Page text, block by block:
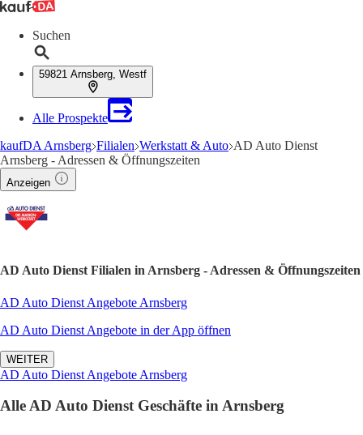
Suchen
59821 Arnsberg, Westf
Alle Prospekte
kaufDA Arnsberg Filialen Werkstatt & Auto AD Auto Dienst
Arnsberg - Adressen & Öffnungszeiten
Anzeigen
AD Auto Dienst Filialen in Arnsberg - Adressen & Öffnungszeiten
AD Auto Dienst Angebote Arnsberg
AD Auto Dienst Angebote in der App öffnen
WEITER
AD Auto Dienst Angebote Arnsberg
Alle AD Auto Dienst Geschäfte in Arnsberg